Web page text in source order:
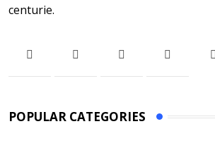
centurie.
POPULAR CATEGORIES